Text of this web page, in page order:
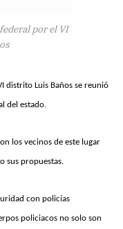
por el VI
distrito Luis Baños se reunió
del estado.
los vecinos de este lugar
sus propuestas.
con policías
policiacos no solo son